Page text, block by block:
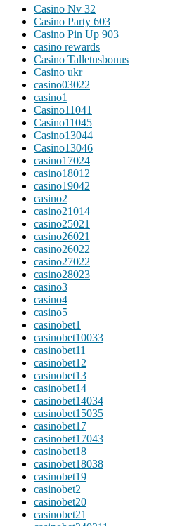
Casino Nv 32
Casino Party 603
Casino Pin Up 903
casino rewards
Casino Talletusbonus
Casino ukr
casino03022
casino1
Casino11041
Casino11045
Casino13044
Casino13046
casino17024
casino18012
casino19042
casino2
casino21014
casino25021
casino26021
casino26022
casino27022
casino28023
casino3
casino4
casino5
casinobet1
casinobet10033
casinobet11
casinobet12
casinobet13
casinobet14
casinobet14034
casinobet15035
casinobet17
casinobet17043
casinobet18
casinobet18038
casinobet19
casinobet2
casinobet20
casinobet21